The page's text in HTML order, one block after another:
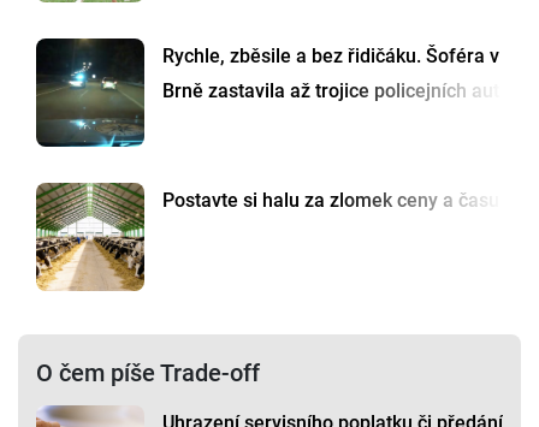
Rychle, zběsile a bez řidičáku. Šoféra v
Brně zastavila až trojice policejních aut
Postavte si halu za zlomek ceny a času
O čem píše Trade-off